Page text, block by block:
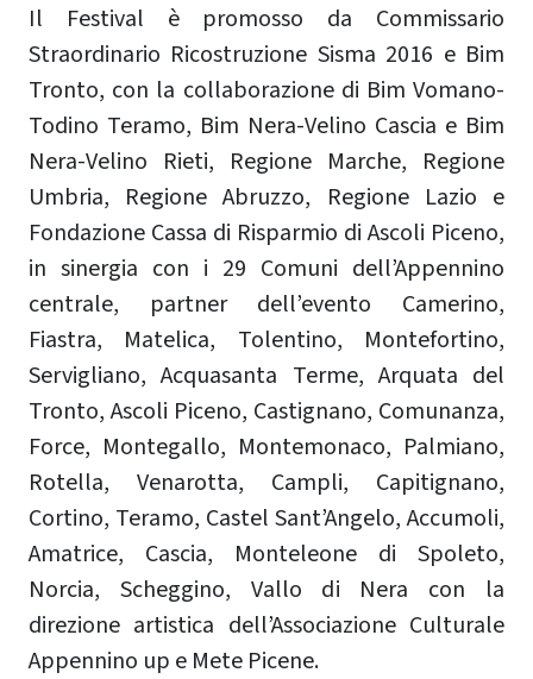
Il Festival è promosso da Commissario
Straordinario Ricostruzione Sisma 2016 e Bim
Tronto, con la collaborazione di Bim Vomano-
Todino Teramo, Bim Nera-Velino Cascia e Bim
Nera-Velino Rieti, Regione Marche, Regione
Umbria, Regione Abruzzo, Regione Lazio e
Fondazione Cassa di Risparmio di Ascoli Piceno,
in sinergia con i 29 Comuni dell’Appennino
centrale, partner dell’evento Camerino,
Fiastra, Matelica, Tolentino, Montefortino,
Servigliano, Acquasanta Terme, Arquata del
Tronto, Ascoli Piceno, Castignano, Comunanza,
Force, Montegallo, Montemonaco, Palmiano,
Rotella, Venarotta, Campli, Capitignano,
Cortino, Teramo, Castel Sant’Angelo, Accumoli,
Amatrice, Cascia, Monteleone di Spoleto,
Norcia, Scheggino, Vallo di Nera con la
direzione artistica dell’Associazione Culturale
Appennino up e Mete Picene.